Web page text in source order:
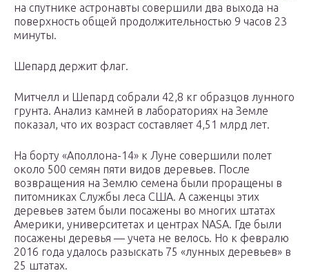
на спутнике астронавты совершили два выхода на
поверхность общей продолжительностью 9 часов 23
минуты.
Шепард держит флаг.
Митчелл и Шепард собрали 42,8 кг образцов лунного
грунта. Анализ камней в лабораториях на Земле
показал, что их возраст составляет 4,51 млрд лет.
На борту «Аполлона-14» к Луне совершили полет
около 500 семян пяти видов деревьев. После
возвращения на Землю семена были проращены в
питомниках Службы леса США. А саженцы этих
деревьев затем были посажены во многих штатах
Америки, университетах и центрах NASA. Где были
посажены деревья — учета не велось. Но к февралю
2016 года удалось разыскать 75 «лунных деревьев» в
25 штатах.